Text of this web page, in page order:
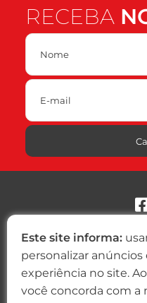
RECEBA
ONDE ESTAMOS
Praça Pereira Parobé, 130 -
CEP: 90030-170
Porto Alegre/RS
Este site informa:
personalizar anúncios
experiência no site.
você concorda com a